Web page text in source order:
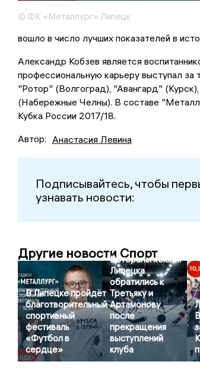
© ФК «Металлург» Липецк
вошло в число лучших показателей в
Александр Кобзев является
профессиональную карьеру выступал
"Ротор" (Волгоград), "Авангард"
(Набережные Челны). В составе
Кубка России 2017/18.
Автор: Анастасия Левина
Подписывайтесь, чтобы
узнавать новости:
Другие новости Спорт
В Липецке пройдёт
благотворительный
спортивный
фестиваль
«Футбол в
сердце»
Ветераны хоккея
Липецка
обратились к
Третьяку и
Артамонову
после
прекращения
выступлений
клуба